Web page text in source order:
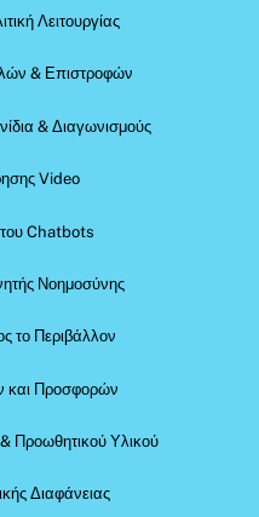
Λειτουργίας
& Επιστροφών
& Διαγωνισμούς
Video
Chatbots
Νοημοσύνης
το Περιβάλλον
και Προσφορών
Προωθητικού Υλικού
Διαφάνειας